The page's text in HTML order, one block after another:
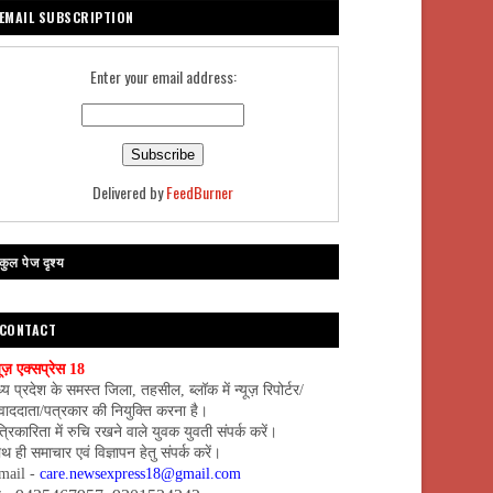
EMAIL SUBSCRIPTION
Enter your email address:
Delivered byFeedBurner
पेज दृश्य
CONTACT
एक्सप्रेस 18
प्रदेश के समस्त जिला, तहसील, ब्लॉक में न्यूज़ रिपोर्टर/
पत्रकार की नियुक्ति करना है।
में रुचि रखने वाले युवक युवती संपर्क करें।
ही समाचार एवं विज्ञापन हेतु संपर्क करें।
- care.newsexpress18@gmail.com